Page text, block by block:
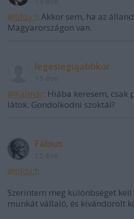
@tildy:): Akkor sem, ha az
Magyarországon van.
legeslegujabbkor
@Kalmár: Hiába keresem, csak
látok. Gondolkodni szoktál?
Fabius
@tildy:):
Szerintem meg különbséget
munkát vállaló, és kivándorolt